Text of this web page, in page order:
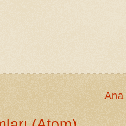
Ana